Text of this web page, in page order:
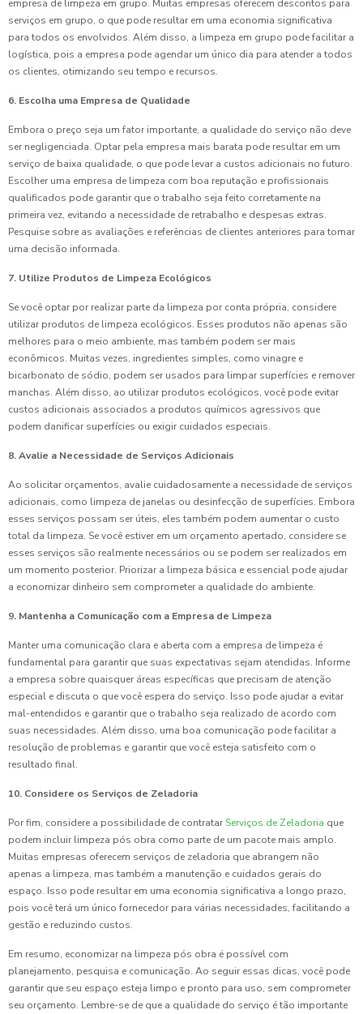
empresa de limpeza em grupo. Muitas empresas oferecem descontos para
serviços em grupo, o que pode resultar em uma economia significativa
para todos os envolvidos. Além disso, a limpeza em grupo pode facilitar a
logística, pois a empresa pode agendar um único dia para atender a todos
os clientes, otimizando seu tempo e recursos.
6. Escolha uma Empresa de Qualidade
Embora o preço seja um fator importante, a qualidade do serviço não deve
ser negligenciada. Optar pela empresa mais barata pode resultar em um
serviço de baixa qualidade, o que pode levar a custos adicionais no futuro.
Escolher uma empresa de limpeza com boa reputação e profissionais
qualificados pode garantir que o trabalho seja feito corretamente na
primeira vez, evitando a necessidade de retrabalho e despesas extras.
Pesquise sobre as avaliações e referências de clientes anteriores para tomar
uma decisão informada.
7. Utilize Produtos de Limpeza Ecológicos
Se você optar por realizar parte da limpeza por conta própria, considere
utilizar produtos de limpeza ecológicos. Esses produtos não apenas são
melhores para o meio ambiente, mas também podem ser mais
econômicos. Muitas vezes, ingredientes simples, como vinagre e
bicarbonato de sódio, podem ser usados para limpar superfícies e remover
manchas. Além disso, ao utilizar produtos ecológicos, você pode evitar
custos adicionais associados a produtos químicos agressivos que
podem danificar superfícies ou exigir cuidados especiais.
8. Avalie a Necessidade de Serviços Adicionais
Ao solicitar orçamentos, avalie cuidadosamente a necessidade de serviços
adicionais, como limpeza de janelas ou desinfecção de superfícies. Embora
esses serviços possam ser úteis, eles também podem aumentar o custo
total da limpeza. Se você estiver em um orçamento apertado, considere se
esses serviços são realmente necessários ou se podem ser realizados em
um momento posterior. Priorizar a limpeza básica e essencial pode ajudar
a economizar dinheiro sem comprometer a qualidade do ambiente.
9. Mantenha a Comunicação com a Empresa de Limpeza
Manter uma comunicação clara e aberta com a empresa de limpeza é
fundamental para garantir que suas expectativas sejam atendidas. Informe
a empresa sobre quaisquer áreas específicas que precisam de atenção
especial e discuta o que você espera do serviço. Isso pode ajudar a evitar
mal-entendidos e garantir que o trabalho seja realizado de acordo com
suas necessidades. Além disso, uma boa comunicação pode facilitar a
resolução de problemas e garantir que você esteja satisfeito com o
resultado final.
10. Considere os Serviços de Zeladoria
Por fim, considere a possibilidade de contratar Serviços de Zeladoria que
podem incluir limpeza pós obra como parte de um pacote mais amplo.
Muitas empresas oferecem serviços de zeladoria que abrangem não
apenas a limpeza, mas também a manutenção e cuidados gerais do
espaço. Isso pode resultar em uma economia significativa a longo prazo,
pois você terá um único fornecedor para várias necessidades, facilitando a
gestão e reduzindo custos.
Em resumo, economizar na limpeza pós obra é possível com
planejamento, pesquisa e comunicação. Ao seguir essas dicas, você pode
garantir que seu espaço esteja limpo e pronto para uso, sem comprometer
seu orçamento. Lembre-se de que a qualidade do serviço é tão importante